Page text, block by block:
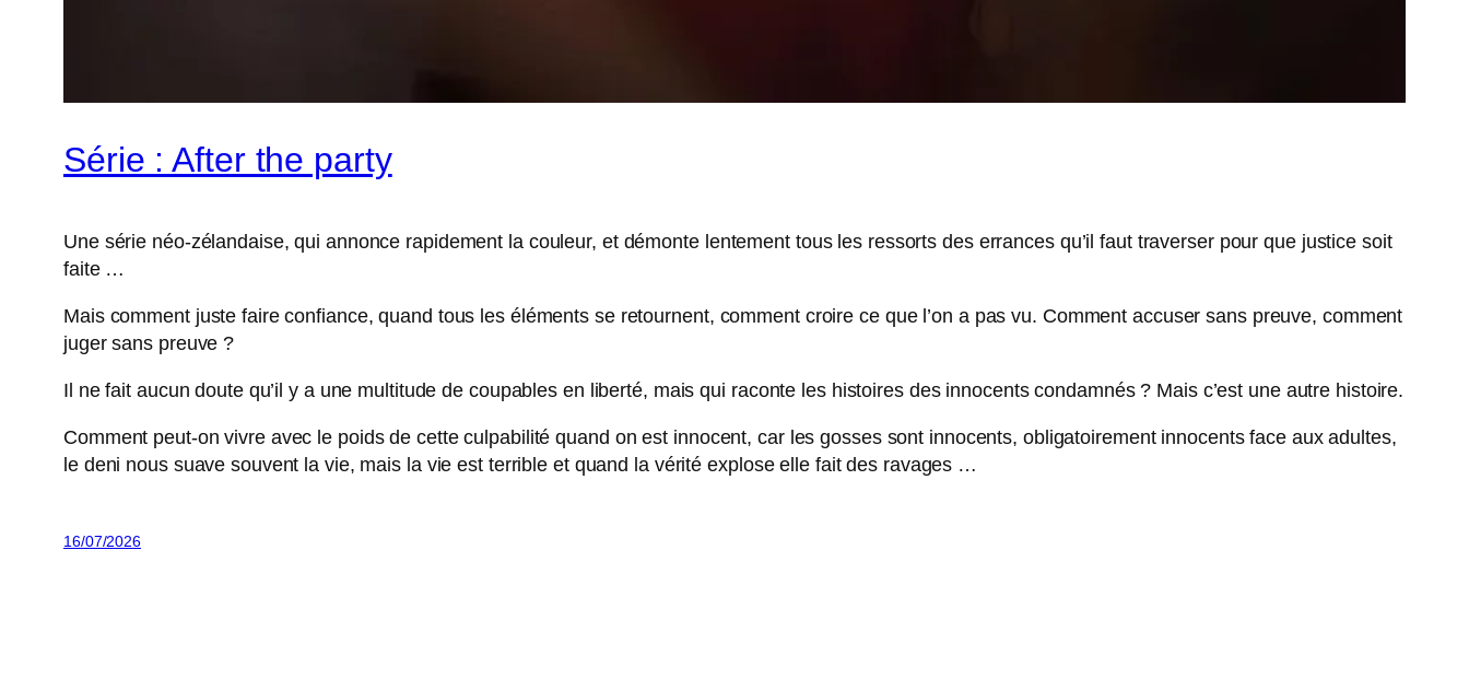
Série : After the party
Une série néo-zélandaise, qui annonce rapidement la couleur, et démonte lentement tous les ressorts des errances qu’il faut traverser pour que justice soit
faite …
Mais comment juste faire confiance, quand tous les éléments se retournent, comment croire ce que l’on a pas vu. Comment accuser sans preuve, comment
juger sans preuve ?
Il ne fait aucun doute qu’il y a une multitude de coupables en liberté, mais qui raconte les histoires des innocents condamnés ? Mais c’est une autre histoire.
Comment peut-on vivre avec le poids de cette culpabilité quand on est innocent, car les gosses sont innocents, obligatoirement innocents face aux adultes,
le deni nous suave souvent la vie, mais la vie est terrible et quand la vérité explose elle fait des ravages …
16/07/2026